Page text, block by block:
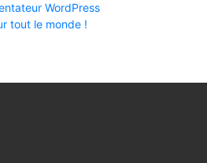
WordPress
tout le monde !